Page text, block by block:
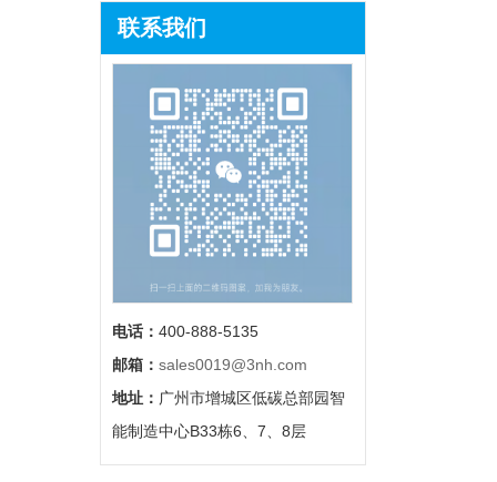
联系我们
电话： 400-888-5135
邮箱： sales0019@3nh.com
地址： 广州市增城区低碳总部园智
能制造中心B33栋6、7、8层